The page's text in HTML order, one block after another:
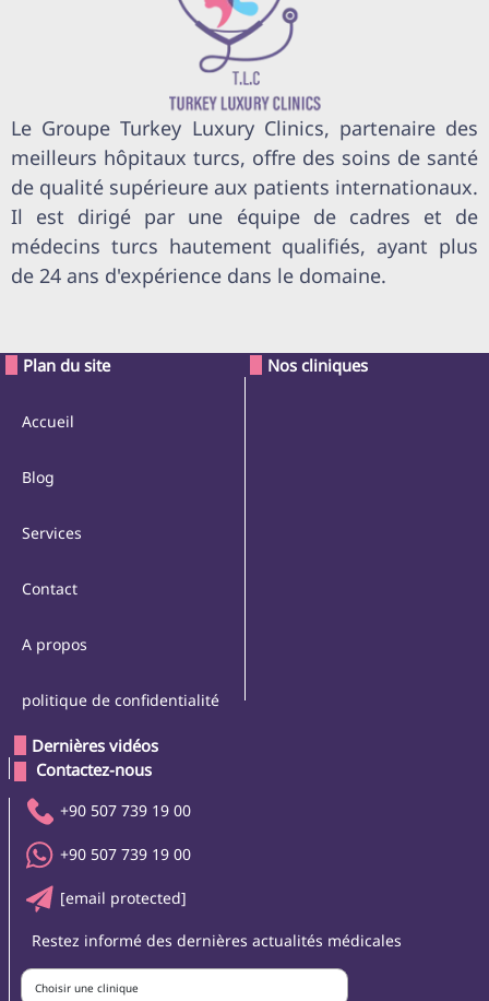
Le Groupe Turkey Luxury Clinics, partenaire des
meilleurs hôpitaux turcs, offre des soins de santé
de qualité supérieure aux patients internationaux.
Il est dirigé par une équipe de cadres et de
médecins turcs hautement qualifiés, ayant plus
de 24 ans d'expérience dans le domaine.
Plan du site
Accueil
Blog
Services
Contact
A propos
politique de confidentialité
Nos cliniques
Dernières vidéos
Contactez-nous
+90 507 739 19 00
+90 507 739 19 00
[email protected]
Restez informé des dernières actualités médicales
Choisir une clinique